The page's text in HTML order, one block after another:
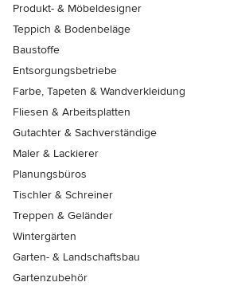
Produkt- & Möbeldesigner
Teppich & Bodenbeläge
Baustoffe
Entsorgungsbetriebe
Farbe, Tapeten & Wandverkleidung
Fliesen & Arbeitsplatten
Gutachter & Sachverständige
Maler & Lackierer
Planungsbüros
Tischler & Schreiner
Treppen & Geländer
Wintergärten
Garten- & Landschaftsbau
Gartenzubehör